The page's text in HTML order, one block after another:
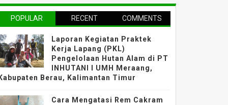
POPULAR RECENT COMMENTS
Laporan Kegiatan Praktek
Kerja Lapang (PKL)
Pengelolaan Hutan Alam di PT
INHUTANI I UMH Meraang,
Kabupaten Berau, Kalimantan Timur
Cara Mengatasi Rem Cakram